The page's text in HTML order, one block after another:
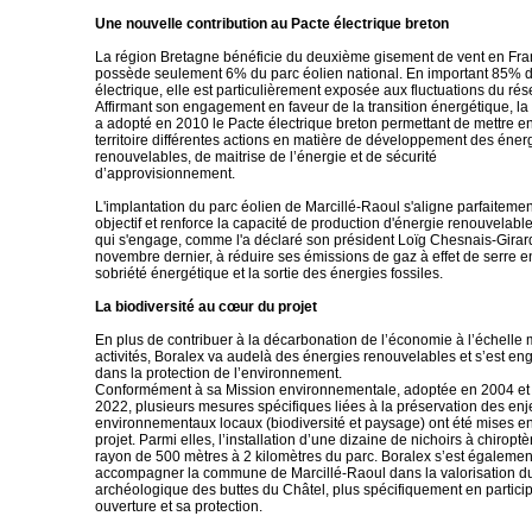
Une nouvelle contribution au Pacte électrique breton
La région Bretagne bénéficie du deuxième gisement de vent en
possède seulement 6% du parc éolien national. En important 85%
électrique, elle est particulièrement exposée aux fluctuations du
Affirmant son engagement en faveur de la transition énergétique,
a adopté en 2010 le Pacte électrique breton permettant de mettre
territoire différentes actions en matière de développement des
renouvelables, de maitrise de l’énergie et de sécurité
d’approvisionnement.
L'implantation du parc éolien de Marcillé-Raoul s'aligne
objectif et renforce la capacité de production d'énergie
qui s'engage, comme l'a déclaré son président Loïg Chesnais-
novembre dernier, à réduire ses émissions de gaz à effet de serre
sobriété énergétique et la sortie des énergies fossiles.
La biodiversité au cœur du projet
En plus de contribuer à la décarbonation de l’économie à l’échelle
activités, Boralex va audelà des énergies renouvelables et s’est
dans la protection de l’environnement.
Conformément à sa Mission environnementale, adoptée en 2004
2022, plusieurs mesures spécifiques liées à la préservation des
environnementaux locaux (biodiversité et paysage) ont été mises
projet. Parmi elles, l’installation d’une dizaine de nichoirs à
rayon de 500 mètres à 2 kilomètres du parc. Boralex s’est
accompagner la commune de Marcillé-Raoul dans la valorisation
archéologique des buttes du Châtel, plus spécifiquement en
ouverture et sa protection.